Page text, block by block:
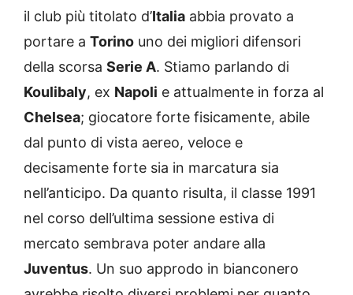
il club più titolato d’Italia abbia provato a
portare a Torino uno dei migliori difensori
della scorsa Serie A. Stiamo parlando di
Koulibaly, ex Napoli e attualmente in forza al
Chelsea; giocatore forte fisicamente, abile
dal punto di vista aereo, veloce e
decisamente forte sia in marcatura sia
nell’anticipo. Da quanto risulta, il classe 1991
nel corso dell’ultima sessione estiva di
mercato sembrava poter andare alla
Juventus. Un suo approdo in bianconero